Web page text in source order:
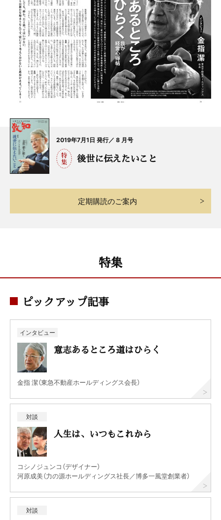
2019年7月1日 発行／ 8 月号
後世に伝えたいこと
定期購読のご案内
特集
ピックアップ記事
インタビュー
意志あるところ道はひらく
金指 潔（東急不動産ホールディングス会長）
対談
人生は、いつもこれから
コシノジュンコ（デザイナー）
河原成美（力の源ホールディングス社長／博多一風堂創業者）
対談